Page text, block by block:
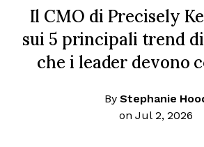
Il CMO di Precisely
sui 5 principali trend
che i leader devono
By Stephanie
on Jul 2, 2026